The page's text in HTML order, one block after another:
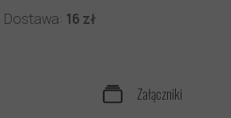
Załączniki
Dostawa: 16 zł